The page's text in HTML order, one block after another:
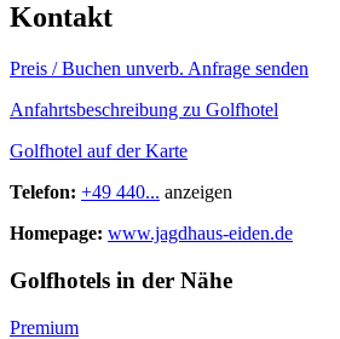
Kontakt
Preis / Buchen unverb. Anfrage senden
Anfahrtsbeschreibung zu Golfhotel
Golfhotel auf der Karte
Telefon: +49 440... anzeigen
Homepage: www.jagdhaus-eiden.de
Golfhotels in der Nähe
Premium